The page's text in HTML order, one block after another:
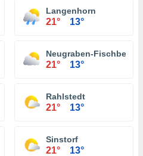
Langenhorn
21° 13°
Neugraben-Fischbek
21° 13°
Rahlstedt
21° 13°
Sinstorf
21° 13°